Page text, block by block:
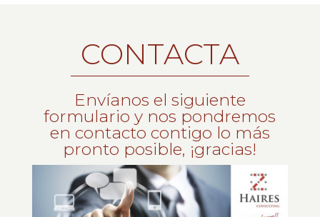
CONTACTA
Envíanos el siguiente
formulario y nos pondremos
en contacto contigo lo más
pronto posible, ¡gracias!